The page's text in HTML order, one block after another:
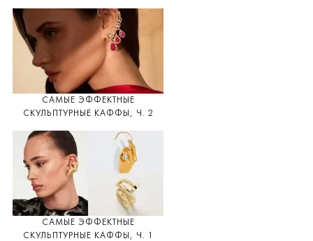
САМЫЕ ЭФФЕКТНЫЕ
СКУЛЬПТУРНЫЕ КАФФЫ, Ч. 2
САМЫЕ ЭФФЕКТНЫЕ
СКУЛЬПТУРНЫЕ КАФФЫ, Ч. 1